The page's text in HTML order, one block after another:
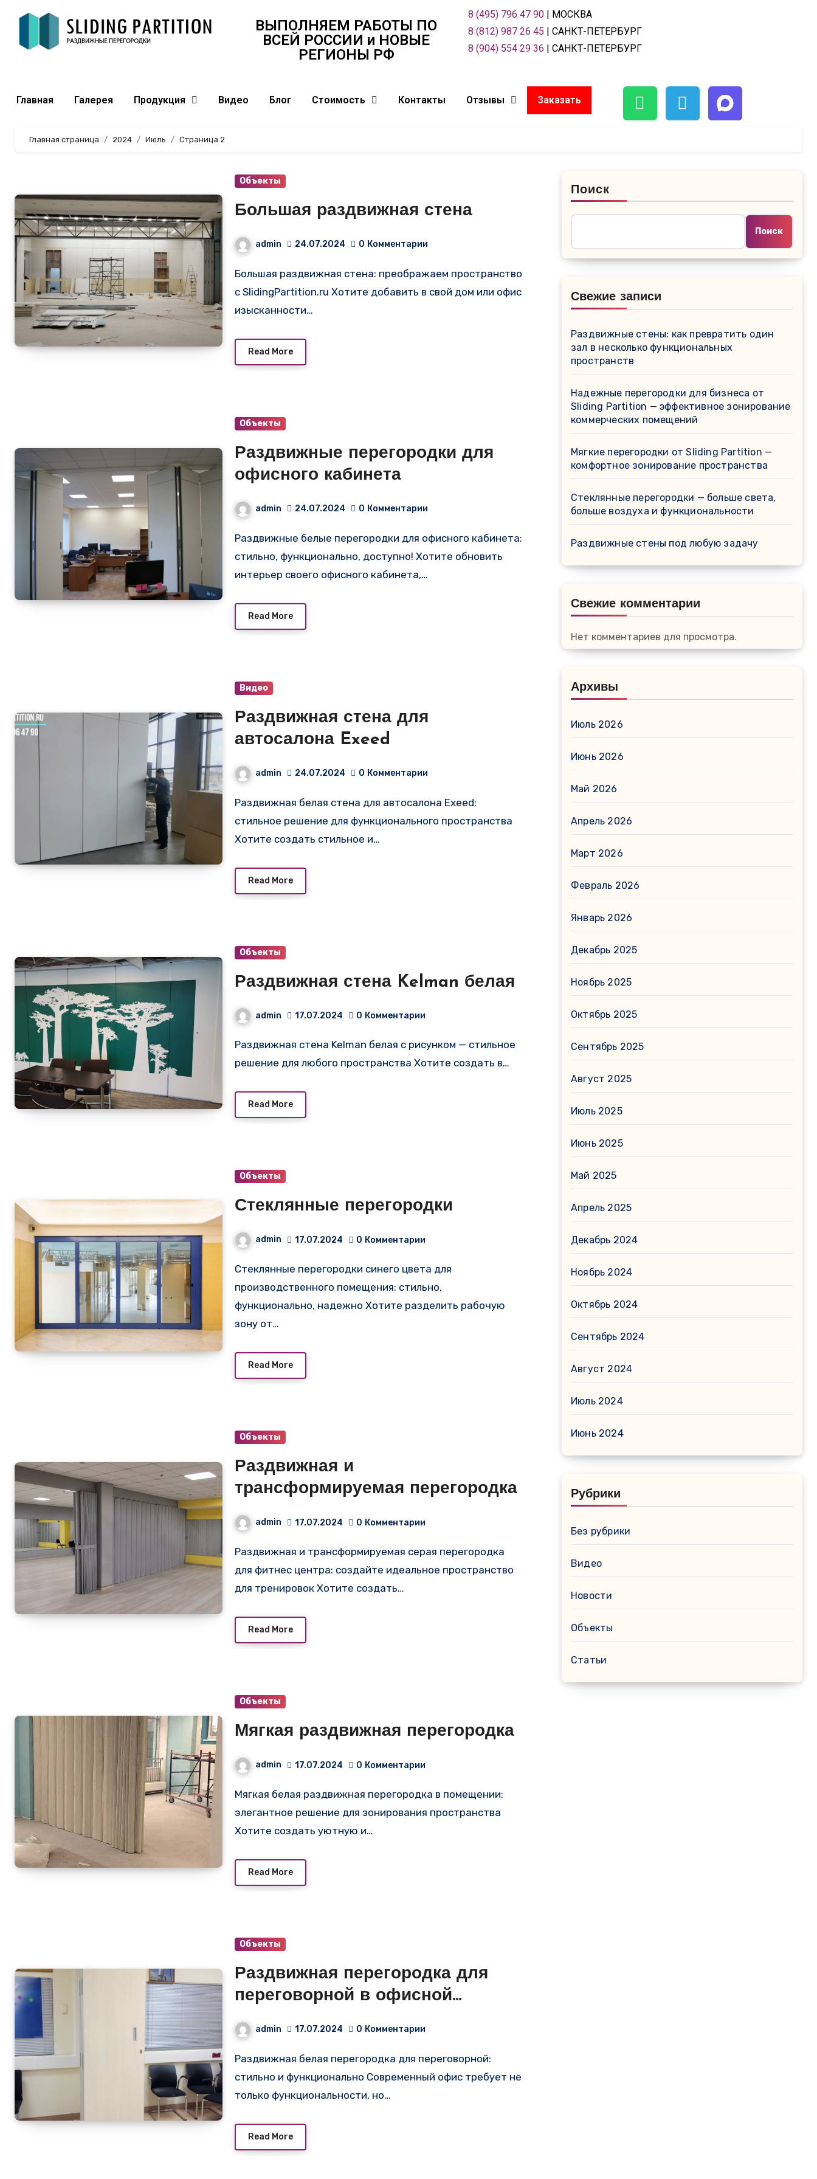
ВЫПОЛНЯЕМ РАБОТЫ ПО
ВСЕЙ РОСCИИ и НОВЫЕ
РЕГИОНЫ РФ
8 (495) 796 47 90| МОСКВА
8 (812) 987 26 45 | САНКТ-ПЕТЕРБУРГ
8 (904) 554 29 36 | САНКТ-ПЕТЕРБУРГ
Главная Галерея Продукция Видео Блог Стоимость Контакты Отзывы Заказать
Главная страница 2024 Июль Страница 2
Объекты
Большая раздвижная стена
admin 24.07.2024 0 Комментарии
Большая раздвижная стена: преображаем пространство
с SlidingPartition.ru Хотите добавить в свой дом или офис
изысканности…
Read More
Объекты
Раздвижные перегородки для
офисного кабинета
admin 24.07.2024 0 Комментарии
Раздвижные белые перегородки для офисного кабинета:
стильно, функционально, доступно! Хотите обновить
интерьер своего офисного кабинета,…
Read More
Видео
Раздвижная стена для
автосалона Exeed
admin 24.07.2024 0 Комментарии
Раздвижная белая стена для автосалона Exeed:
стильное решение для функционального пространства
Хотите создать стильное и…
Read More
Объекты
Раздвижная стена Kelman белая
admin 17.07.2024 0 Комментарии
Раздвижная стена Kelman белая с рисунком — стильное
решение для любого пространства Хотите создать в…
Read More
Объекты
Стеклянные перегородки
admin 17.07.2024 0 Комментарии
Стеклянные перегородки синего цвета для
производственного помещения: стильно,
функционально, надежно Хотите разделить рабочую
зону от…
Read More
Объекты
Раздвижная и
трансформируемая перегородка
admin 17.07.2024 0 Комментарии
Раздвижная и трансформируемая серая перегородка
для фитнес центра: создайте идеальное пространство
для тренировок Хотите создать…
Read More
Объекты
Мягкая раздвижная перегородка
admin 17.07.2024 0 Комментарии
Мягкая белая раздвижная перегородка в помещении:
элегантное решение для зонирования пространства
Хотите создать уютную и…
Read More
Объекты
Раздвижная перегородка для
переговорной в офисной
компании
admin 17.07.2024 0 Комментарии
Раздвижная белая перегородка для переговорной:
стильно и функционально Современный офис требует не
только функциональности, но…
Read More
Поиск
Поиск
Свежие записи
Раздвижные стены: как превратить один
зал в несколько функциональных
пространств
Надежные перегородки для бизнеса от
Sliding Partition — эффективное зонирование
коммерческих помещений
Мягкие перегородки от Sliding Partition —
комфортное зонирование пространства
Стеклянные перегородки — больше света,
больше воздуха и функциональности
Раздвижные стены под любую задачу
Свежие комментарии
Нет комментариев для просмотра.
Архивы
Июль 2026
Июнь 2026
Май 2026
Апрель 2026
Март 2026
Февраль 2026
Январь 2026
Декабрь 2025
Ноябрь 2025
Октябрь 2025
Сентябрь 2025
Август 2025
Июль 2025
Июнь 2025
Май 2025
Апрель 2025
Декабрь 2024
Ноябрь 2024
Октябрь 2024
Сентябрь 2024
Август 2024
Июль 2024
Июнь 2024
Рубрики
Без рубрики
Видео
Новости
Объекты
Статьи